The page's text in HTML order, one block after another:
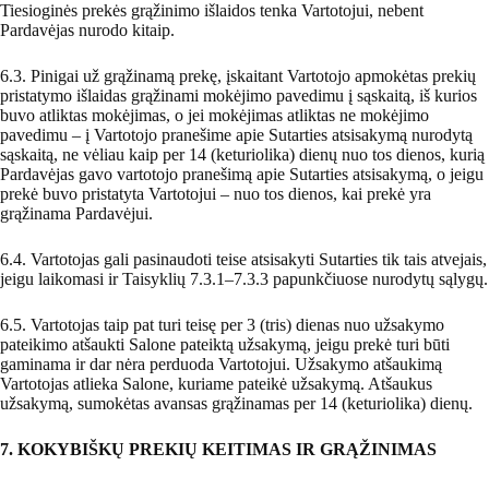
Tiesioginės prekės grąžinimo išlaidos tenka Vartotojui, nebent
Pardavėjas nurodo kitaip.
6.3. Pinigai už grąžinamą prekę, įskaitant Vartotojo apmokėtas prekių
pristatymo išlaidas grąžinami mokėjimo pavedimu į sąskaitą, iš kurios
buvo atliktas mokėjimas, o jei mokėjimas atliktas ne mokėjimo
pavedimu – į Vartotojo pranešime apie Sutarties atsisakymą nurodytą
sąskaitą, ne vėliau kaip per 14 (keturiolika) dienų nuo tos dienos, kurią
Pardavėjas gavo vartotojo pranešimą apie Sutarties atsisakymą, o jeigu
prekė buvo pristatyta Vartotojui – nuo tos dienos, kai prekė yra
grąžinama Pardavėjui.
6.4. Vartotojas gali pasinaudoti teise atsisakyti Sutarties tik tais atvejais,
jeigu laikomasi ir Taisyklių 7.3.1–7.3.3 papunkčiuose nurodytų sąlygų.
6.5. Vartotojas taip pat turi teisę per 3 (tris) dienas nuo užsakymo
pateikimo atšaukti Salone pateiktą užsakymą, jeigu prekė turi būti
gaminama ir dar nėra perduoda Vartotojui. Užsakymo atšaukimą
Vartotojas atlieka Salone, kuriame pateikė užsakymą. Atšaukus
užsakymą, sumokėtas avansas grąžinamas per 14 (keturiolika) dienų.
7. KOKYBIŠKŲ PREKIŲ KEITIMAS IR GRĄŽINIMAS